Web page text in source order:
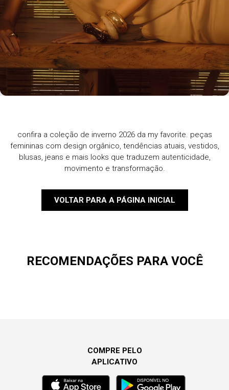
confira a coleção de inverno 2026 da my favorite. peças
femininas com design orgânico, tendências atuais, vestidos,
blusas, jeans e mais looks que traduzem autenticidade,
movimento e transformação.
VOLTAR PARA A PÁGINA INICIAL
RECOMENDAÇÕES PARA VOCÊ
COMPRE PELO
APLICATIVO